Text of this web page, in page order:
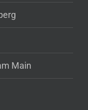
Main